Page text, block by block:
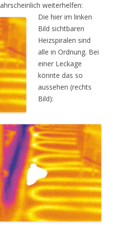
weiterhelfen:
Die hier im linken
Bild sichtbaren
Heizspiralen sind
alle in Ordnung. Bei
einer Leckage
könnte das so
aussehen (rechts
Bild):